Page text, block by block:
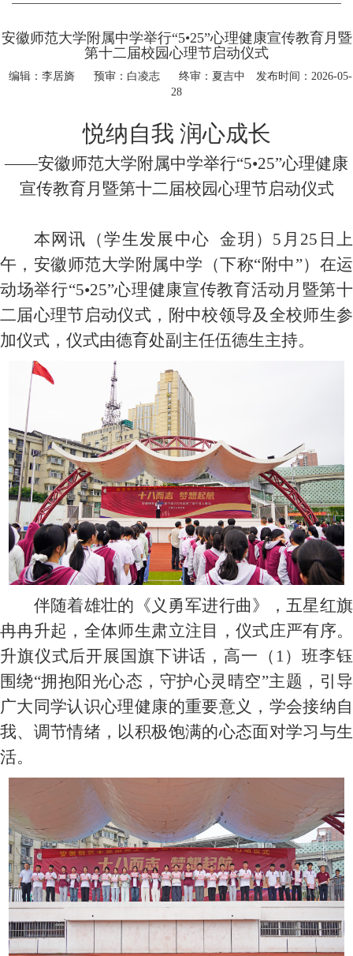
安徽师范大学附属中学举行“5•25”心理健康宣传教育月暨
第十二届校园心理节启动仪式
编辑：李居旖 预审：白凌志 终审：夏吉中
发布时间：2026-05-
28
悦纳自我 润心成长
——安徽师范大学附属中学举行“5•25”心理健康
宣传教育月暨第十二届校园心理节启动仪式
本网讯（学生发展中心 金玥） 5 月 25 日上
午，安徽师范大学附属中学（下称“附中”）在运
动场举行“5•25”心理健康宣传教育活动月暨第十
二届心理节启动仪式，附中校领导及全校师生参
加仪式，仪式由德育处副主任伍德生主持。
伴随着雄壮的《义勇军进行曲》，五星红旗
冉冉升起，全体师生肃立注目，仪式庄严有序。
升旗仪式后开展国旗下讲话，高一（ 1 ）班李钰
围绕“拥抱阳光心态，守护心灵晴空”主题，引导
广大同学认识心理健康的重要意义，学会接纳自
我、调节情绪，以积极饱满的心态面对学习与生
活。